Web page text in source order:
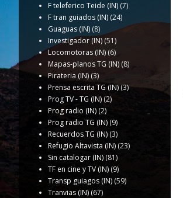
F teleferico Teide (IN) (7)
F tran guiados (IN) (24)
Guaguas (IN) (8)
Investigador (IN) (51)
Locomotoras (IN) (6)
Mapas-planos TG (IN) (8)
Pirateria (IN) (3)
Prensa escrita TG (IN)(3)
Prog TV - TG (IN) (2)
Prog radio (IN) (2)
Prog radio TG (IN) (9)
Recuerdos TG (IN) (3)
Refugio Altavista (IN) (23)
Sin catalogar (IN) (81)
TF en cine y TV (IN) (9)
Transp guiagos (IN)(59)
Tranvias (IN) (67)